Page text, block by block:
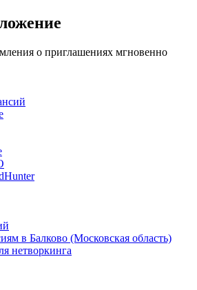
о приглашениях мгновенно
в Балково (Московская область)
нетворкинга